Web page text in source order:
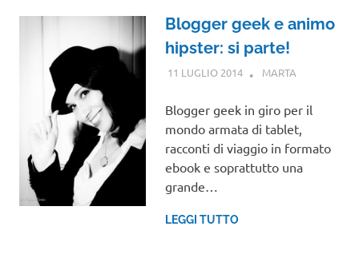
Blogger geek e animo
hipster: si parte!
11 LUGLIO 2014 MARTAINTERVISTE
Blogger geek in giro per il
mondo armata di tablet,
racconti di viaggio in formato
ebook e soprattutto una
grande…
LEGGI TUTTO